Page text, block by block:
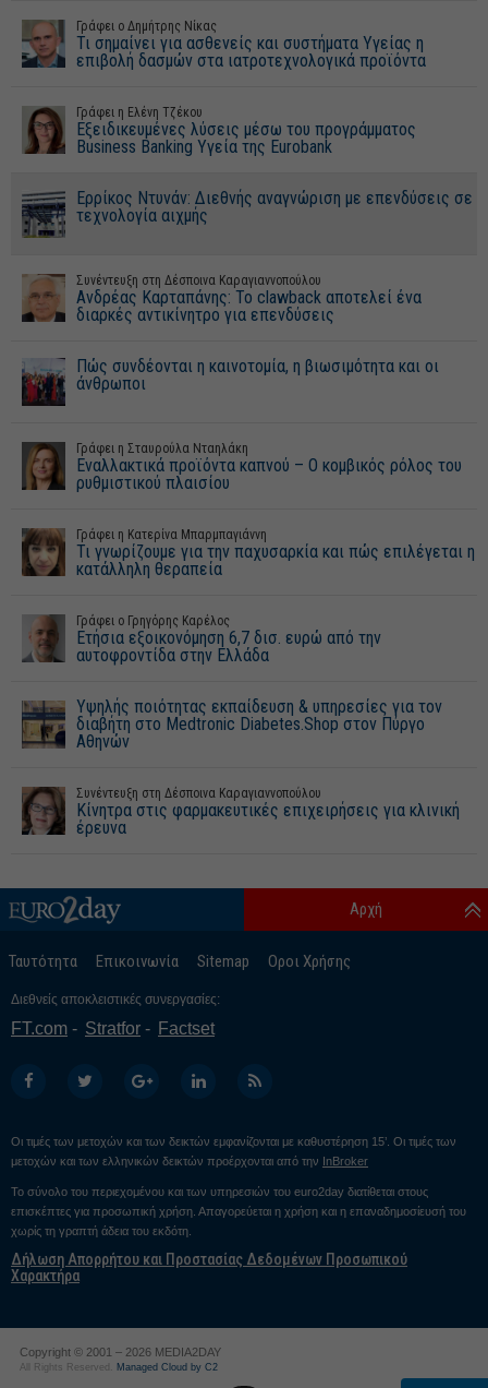
Γράφει ο Δημήτρης Νίκας
Τι σημαίνει για ασθενείς και συστήματα Υγείας η
επιβολή δασμών στα ιατροτεχνολογικά προϊόντα
Γράφει η Ελένη Τζέκου
Εξειδικευμένες λύσεις μέσω του προγράμματος
Business Banking Υγεία της Eurobank
Ερρίκος Ντυνάν: Διεθνής αναγνώριση με επενδύσεις σε
τεχνολογία αιχμής
Συνέντευξη στη Δέσποινα Καραγιαννοπούλου
Ανδρέας Καρταπάνης: Το clawback αποτελεί ένα
διαρκές αντικίνητρο για επενδύσεις
Πώς συνδέονται η καινοτομία, η βιωσιμότητα και οι
άνθρωποι
Γράφει η Σταυρούλα Νταηλάκη
Εναλλακτικά προϊόντα καπνού – Ο κομβικός ρόλος του
ρυθμιστικού πλαισίου
Γράφει η Κατερίνα Μπαρμπαγιάννη
Τι γνωρίζουμε για την παχυσαρκία και πώς επιλέγεται η
κατάλληλη θεραπεία
Γράφει o Γρηγόρης Καρέλος
Ετήσια εξοικονόμηση 6,7 δισ. ευρώ από την
αυτοφροντίδα στην Ελλάδα
Υψηλής ποιότητας εκπαίδευση & υπηρεσίες για τον
διαβήτη στο Medtronic Diabetes.Shop στον Πύργο
Αθηνών
Συνέντευξη στη Δέσποινα Καραγιαννοπούλου
Κίνητρα στις φαρμακευτικές επιχειρήσεις για κλινική
έρευνα
Ταυτότητα Επικοινωνία Sitemap Οροι Χρήσης
Αρχή
Διεθνείς αποκλειστικές συνεργασίες:
FT.com Stratfor Factset
Οι τιμές των μετοχών και των δεικτών εμφανίζονται με καθυστέρηση 15’. Οι τιμές των
μετοχών και των ελληνικών δεικτών προέρχονται από την InBroker
Το σύνολο του περιεχομένου και των υπηρεσιών του euro2day διατίθεται στους
επισκέπτες για προσωπική χρήση. Απαγορεύεται η χρήση και η επαναδημοσίευσή του
χωρίς τη γραπτή άδεια του εκδότη.
Δήλωση Απορρήτου και Προστασίας Δεδομένων Προσωπικού
Χαρακτήρα
Copyright © 2001 – 2026 MEDIA2DAY
All Rights Reserved. Managed Cloud by C2